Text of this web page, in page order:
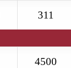
311
4500